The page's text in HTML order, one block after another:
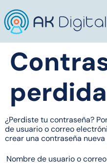
perdida
¿Perdiste tu contraseña?
de usuario o correo
crear una contraseña
Nombre de usuario o